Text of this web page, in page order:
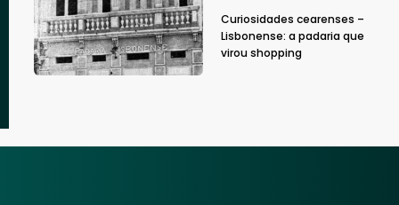
Curiosidades cearenses –
Lisbonense: a padaria que
virou shopping